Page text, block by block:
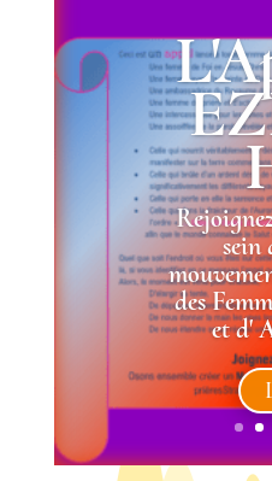
sein
des
et d'